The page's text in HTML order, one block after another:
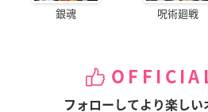
銀魂 呪術廻戦
フォローしてより楽しい